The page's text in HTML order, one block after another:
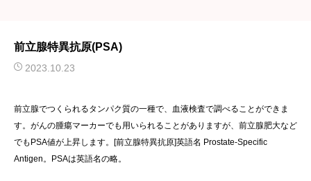
前立腺特異抗原(PSA)
2023.10.23
前立腺でつくられるタンパク質の一種で、血液検査で調べることができま
す。がんの腫瘍マーカーでも用いられることがありますが、前立腺肥大など
でもPSA値が上昇します。[前立腺特異抗原]英語名 Prostate-Specific
Antigen。PSAは英語名の略。